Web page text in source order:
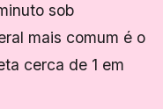
sob
mais comum é o
cerca de 1 em